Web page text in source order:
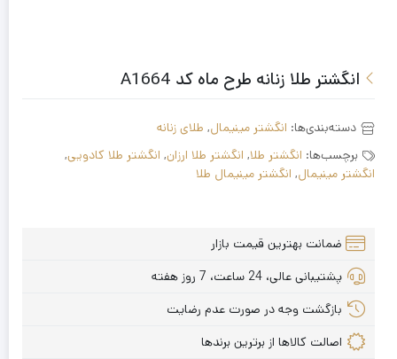
انگشتر طلا زنانه طرح ماه کد A1664
دسته‌بندی‌ها:انگشتر مینیمال, طلای زنانه
برچسب‌ها:انگشتر طلا,انگشتر طلا ارزان,انگشتر طلا کادویی,
انگشتر مینیمال, انگشتر مینیمال طلا
ضمانت بهترین قیمت بازار
پشتیبانی عالی، 24 ساعت، 7 روز هفته
بازگشت وجه در صورت عدم رضایت
اصالت کالاها از برترین برندها